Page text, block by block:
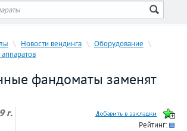
\ Новости вендинга \ Оборудование \
фандоматы заменят
г.
Рейтинг: